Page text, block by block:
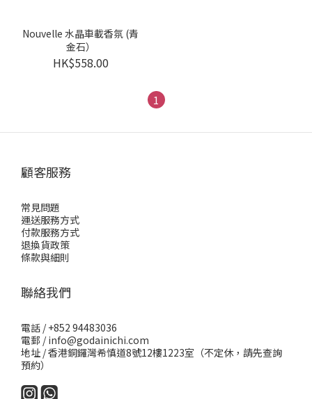
Nouvelle 水晶車載香氛 (青
金石）
HK$558.00
1
顧客服務
常見問題
運送服務方式
付款服務方式
退換貨政策
條款與細則
聯絡我們
電話 / +852 94483036
電郵 / info@godainichi.com
地址 / 香港銅鑼灣希慎道8號12樓1223室（不定休，請先查詢
預約）